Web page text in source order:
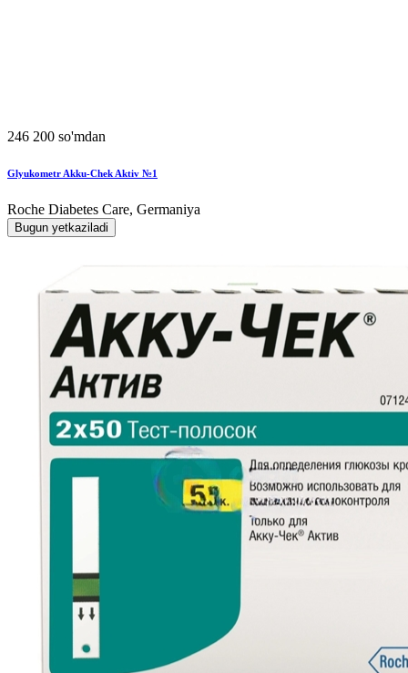
246 200 so'mdan
Glyukometr Akku-Chek Aktiv №1
Roche Diabetes Care, Germaniya
Bugun yetkaziladi